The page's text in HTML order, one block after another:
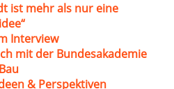
ist mehr als nur eine
Interview
mit der Bundesakademie
& Perspektiven